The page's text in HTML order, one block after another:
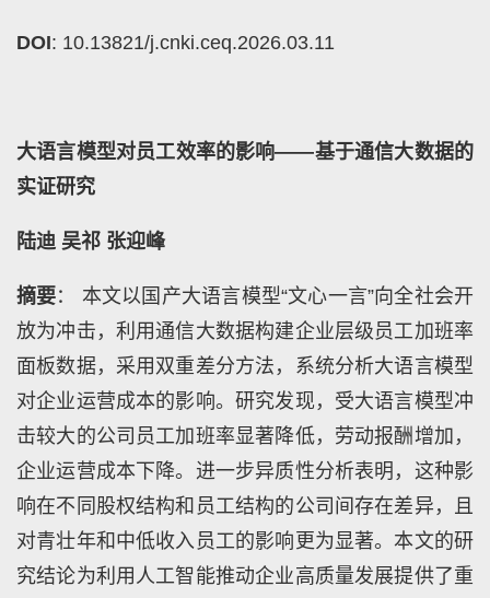
DOI: 10.13821/j.cnki.ceq.2026.03.11
大语言模型对员工效率的影响——基于通信大数据的
实证研究
陆迪 吴祁 张迎峰
摘要： 本文以国产大语言模型“文心一言”向全社会开
放为冲击，利用通信大数据构建企业层级员工加班率
面板数据，采用双重差分方法，系统分析大语言模型
对企业运营成本的影响。研究发现，受大语言模型冲
击较大的公司员工加班率显著降低，劳动报酬增加，
企业运营成本下降。进一步异质性分析表明，这种影
响在不同股权结构和员工结构的公司间存在差异，且
对青壮年和中低收入员工的影响更为显著。本文的研
究结论为利用人工智能推动企业高质量发展提供了重